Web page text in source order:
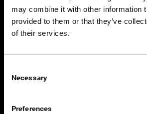
may combine it with other information
provided to them or that they’ve
of their services.
Selection
Necessary
Preferences
Kiváló technológia